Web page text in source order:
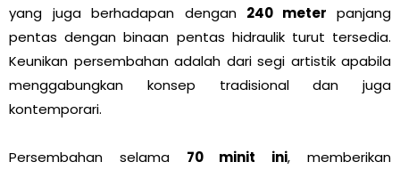
yang juga berhadapan dengan 240 meter panjang
pentas dengan binaan pentas hidraulik turut tersedia.
Keunikan persembahan adalah dari segi artistik apabila
menggabungkan konsep tradisional dan juga
kontemporari.
Persembahan selama 70 minit ini, memberikan